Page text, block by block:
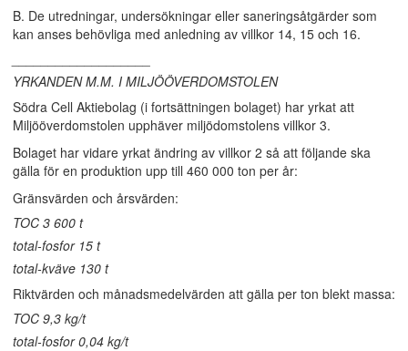
B. De utredningar, undersökningar eller saneringsåtgärder som
kan anses behövliga med anledning av villkor 14, 15 och 16.
YRKANDEN M.M. I MILJÖÖVERDOMSTOLEN
Södra Cell Aktiebolag (i fortsättningen bolaget) har yrkat att
Miljööverdomstolen upphäver miljödomstolens villkor 3.
Bolaget har vidare yrkat ändring av villkor 2 så att följande ska
gälla för en produktion upp till 460 000 ton per år:
Gränsvärden och årsvärden:
TOC 3 600 t
total-fosfor 15 t
total-kväve 130 t
Riktvärden och månadsmedelvärden att gälla per ton blekt massa:
TOC 9,3 kg/t
total-fosfor 0,04 kg/t